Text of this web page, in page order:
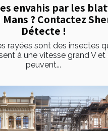
envahis par les
Mans ? Contactez
Détecte !
rayées sont des insectes
à une vitesse grand V et
peuvent...